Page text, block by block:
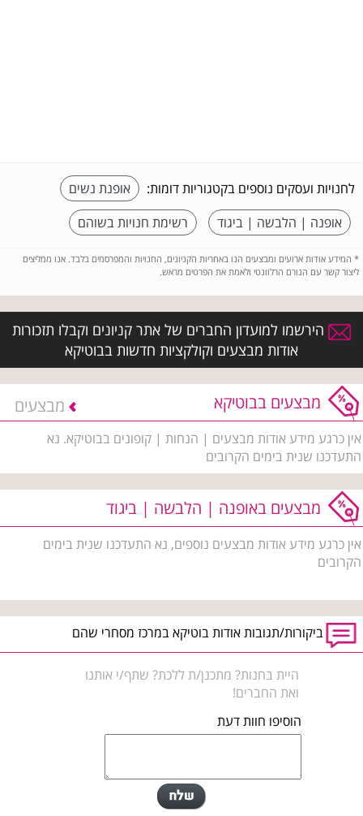
לחנויות ועסקים נוספים בקטגוריות דומות:
אופנת נשים
אופנה | הלבשה | ביגוד
רשימת חנויות בשוהם
* המידע אודות ארועים ומבצעים הנו באחריות הקניונים, החנויות והמפרסמים בלבד. אנו ממליצים
ליצור קשר עם הגורם הרלוונטי ולאמת את הפרטים מראש.
הירשמו למועדון החברים של אתר קניונים וקבלו תזכורות
אודות מבצעים וקולקציות חדשות בבוטיקא
מבצעים בבוטיקא מבצעים
אין כרגע מידע אודות מבצעים | הנחות | קופונים בבוטיקא. נא
התעדכנו שנית בימים הקרובים
מבצעים באופנה | הלבשה | ביגוד
אין כרגע מידע אודות מבצעים נוספים, נא התעדכנו שנית בימים
הקרובים
ביקורות/תגובות אודות בוטיקא במרכז מסחרי שהם
היית בחנות? מתכנן/ת ללכת? שתף/י אותנו
ואת החברים!
הוסיפו חוות דעת